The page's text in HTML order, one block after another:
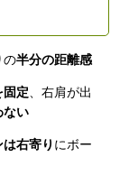
の半分の距離感
定 、右肩が出
ない
右寄り にボー